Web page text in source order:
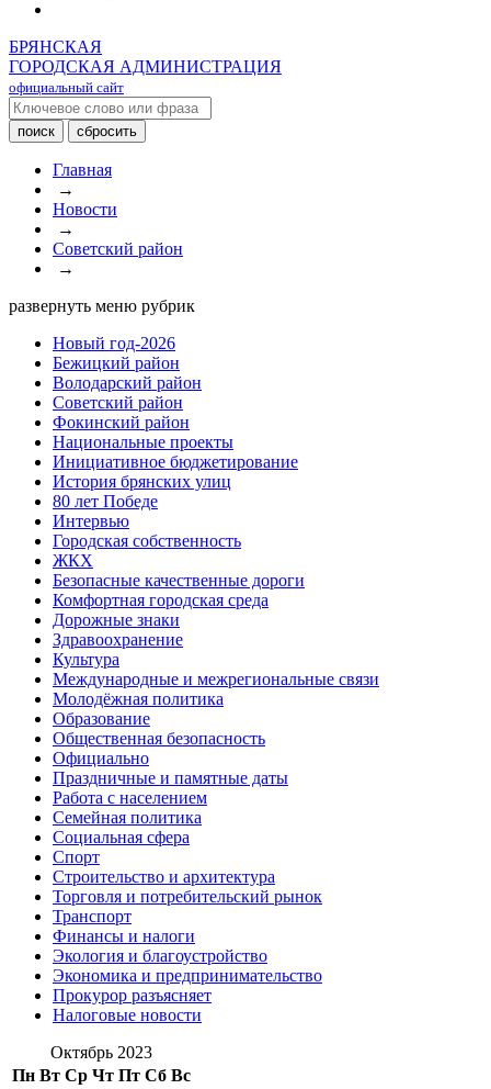
БРЯНСКАЯ
ГОРОДСКАЯ АДМИНИСТРАЦИЯ
официальный сайт
Главная
→
Новости
→
Советский район
→
развернуть меню рубрик
Новый год-2026
Бежицкий район
Володарский район
Советский район
Фокинский район
Национальные проекты
Инициативное бюджетирование
История брянских улиц
80 лет Победе
Интервью
Городская собственность
ЖКХ
Безопасные качественные дороги
Комфортная городская среда
Дорожные знаки
Здравоохранение
Культура
Международные и межрегиональные связи
Молодёжная политика
Образование
Общественная безопасность
Официально
Праздничные и памятные даты
Работа с населением
Семейная политика
Социальная сфера
Спорт
Строительство и архитектура
Торговля и потребительский рынок
Транспорт
Финансы и налоги
Экология и благоустройство
Экономика и предпринимательство
Прокурор разъясняет
Налоговые новости
Октябрь 2023
Пн Вт Ср Чт Пт Сб Вс